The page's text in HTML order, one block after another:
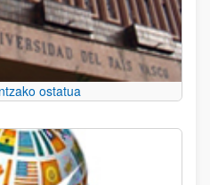
ostatua